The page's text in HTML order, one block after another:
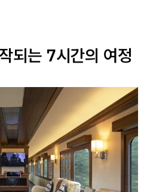
되는 7시간의 여정